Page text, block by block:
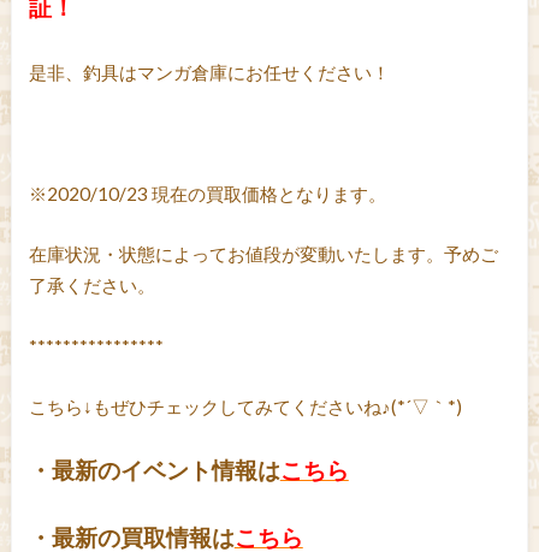
証！
是非、釣具はマンガ倉庫にお任せください！
※2020/10/23 現在の買取価格となります。
在庫状況・状態によってお値段が変動いたします。予めご
了承ください。
****************
こちら↓もぜひチェックしてみてくださいね♪(*´▽｀*)
・最新のイベント情報はこちら
・最新の買取情報はこちら